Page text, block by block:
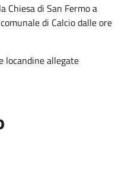
Chiesa di San Fermo a
di Calcio dalle ore
locandine allegate